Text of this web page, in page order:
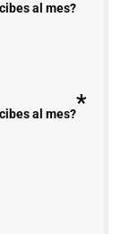
al mes?
al mes?*